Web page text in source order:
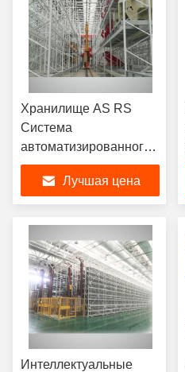
Хранилище AS RS
Система
автоматизированного
хранения и извлечения
Система простая
работа
Лучшая цена
Интеллектуальные